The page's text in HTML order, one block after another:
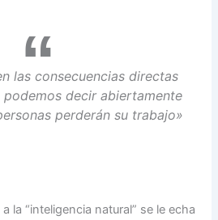
las consecuencias directas
decir abiertamente
perderán su trabajo»
la “inteligencia natural” se le echa